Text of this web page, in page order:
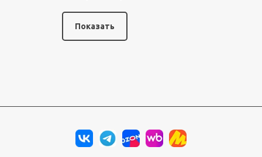
Показать